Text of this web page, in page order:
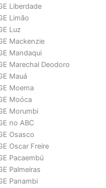
Liberdade
Limão
Luz
Mackenzie
Mandaqui
Marechal Deodoro
Mauá
Moema
Moóca
Morumbi
no ABC
Osasco
Oscar Freire
Pacaembú
Palmeiras
Panambi